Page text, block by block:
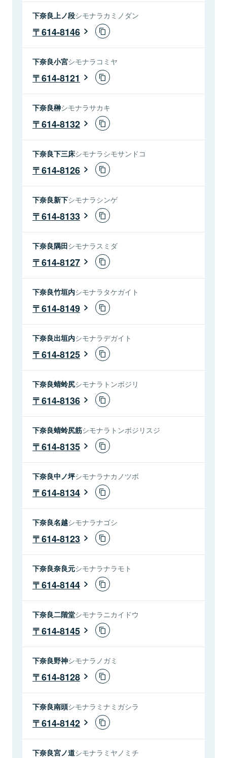
下奈良上ノ段シモナラカミノダン
614-8146
下奈良小宮シモナラコミヤ
614-8121
下奈良榊シモナラサカキ
614-8132
下奈良下三床シモナラシモサンドコ
614-8126
下奈良新下シモナラシンゲ
614-8133
下奈良隅田シモナラスミダ
614-8127
下奈良竹垣内シモナラタケガイト
614-8149
下奈良出垣内シモナラデガイト
614-8125
下奈良蜻蛉尻シモナラトンボジリ
614-8136
下奈良蜻蛉尻筋シモナラトンボジリスジ
614-8135
下奈良中ノ坪シモナラナカノツボ
614-8134
下奈良名越シモナラナゴシ
614-8123
下奈良奈良元シモナラナラモト
614-8144
下奈良二階堂シモナラニカイドウ
614-8145
下奈良野神シモナラノガミ
614-8128
下奈良南頭シモナラミナミガシラ
614-8142
下奈良宮ノ道シモナラミヤノミチ